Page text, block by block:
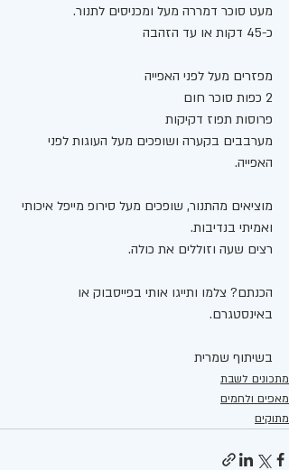
מעט סוכר דמררה מעל ומכניסים לתנור.
כ-45 דקות או עד הזהבה
מפזרים מעל לפני האפייה
2 כפות סוכר חום
פרוסות תפוז דקיקות
מערבבים בקערה ושופכים מעל העוגות לפני
האפייה.
מוציאים מהתנור, שופכים מעל סירופ מייפל איכותי
ואמיתי בנדיבות.
רצים שעה וזוללים את כולה.
הכנתם? צלמו ותייגו אותי בפייסבוק או
באינסטגרם.
בשיתוף שמרית
מתכונים לשבת
מאפים ולחמים
מתוקים